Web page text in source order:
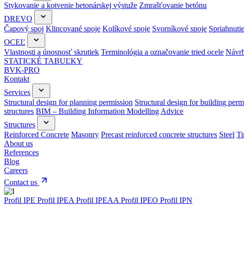
Stykovanie a kotvenie betonárskej výstuže Zmrašťovanie betónu
DREVO
Čapový spoj Klincované spoje Kolíkové spoje Svorníkové spoje
OCEĽ
Vlastnosti a únosnosť skrutiek Terminológia a označovanie tried ocele
STATICKÉ TABUĽKY
BVK-PRO
Kontakt
Services
Structural design for planning permission Structural design for building
structures BIM – Building Information Modelling Advice
Structures
Reinforced Concrete Masonry Precast reinforced concrete structures Steel
About us
References
Blog
Careers
Contact us
Profil IPE Profil IPEA Profil IPEAA Profil IPEO Profil IPN